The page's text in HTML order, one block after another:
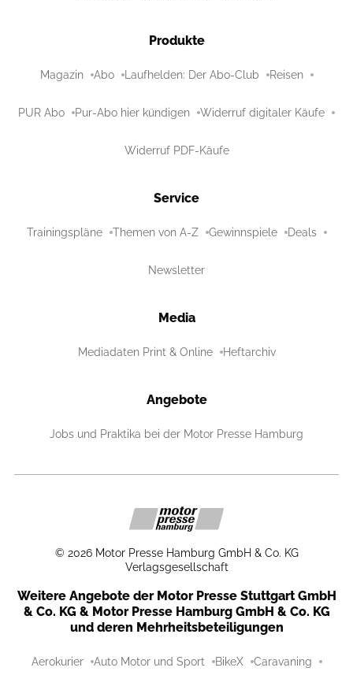
Produkte
Magazin Abo Laufhelden: Der Abo-Club Reisen
PUR Abo Pur-Abo hier kündigen Widerruf digitaler Käufe
Widerruf PDF-Käufe
Service
Trainingspläne Themen von A-Z Gewinnspiele Deals
Newsletter
Media
Mediadaten Print & Online Heftarchiv
Angebote
Jobs und Praktika bei der Motor Presse Hamburg
© 2026 Motor Presse Hamburg GmbH & Co. KG
Verlagsgesellschaft
Weitere Angebote der Motor Presse Stuttgart GmbH
& Co. KG & Motor Presse Hamburg GmbH & Co. KG
und deren Mehrheitsbeteiligungen
Aerokurier Auto Motor und Sport BikeX Caravaning